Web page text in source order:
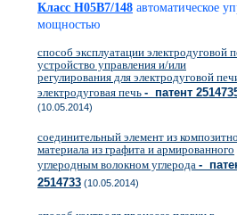
Класс H05B7/148 автоматическое
мощностью
способ эксплуатации электродуговой
устройство управления и/или
регулирования для электродуговой
электродуговая печь - патент
(10.05.2014)
соединительный элемент из
материала из графита и армированного
углеродным волокном углерода -
2514733 (10.05.2014)